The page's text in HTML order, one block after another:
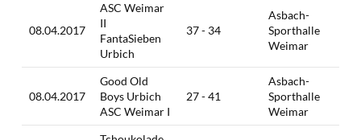
08.04.2017
ASC Weimar
II
FantaSieben
Urbich
37 - 34
Asbach-
Sporthalle
Weimar
08.04.2017
Good Old
Boys Urbich
ASC Weimar I
27 - 41
Asbach-
Sporthalle
Weimar